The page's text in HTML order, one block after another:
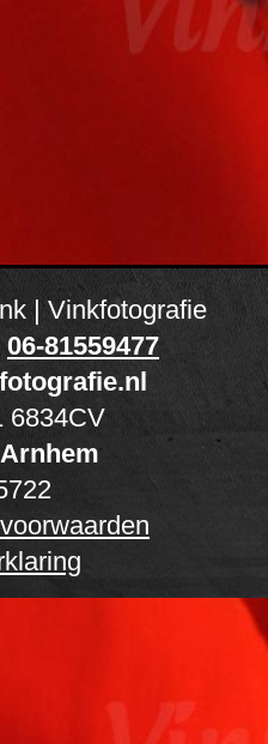
| Vinkfotografie
06-81559477
6834CV